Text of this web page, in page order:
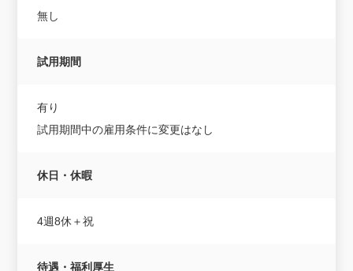
無し
試用期間
有り
試用期間中の雇用条件に変更はなし
休日・休暇
4週8休＋祝
待遇・福利厚生